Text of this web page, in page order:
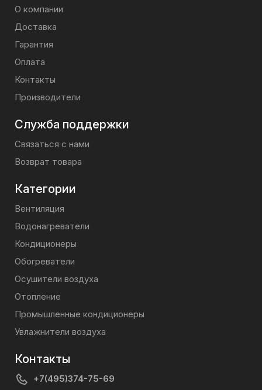
О компании
Доставка
Гарантия
Оплата
Контакты
Производители
Служба поддержки
Связаться с нами
Возврат товара
Категории
Вентиляция
Водонагреватели
Кондиционеры
Обогреватели
Осушители воздуха
Отопление
Промышленные кондиционеры
Увлажнители воздуха
Контакты
+7(495)374-75-69